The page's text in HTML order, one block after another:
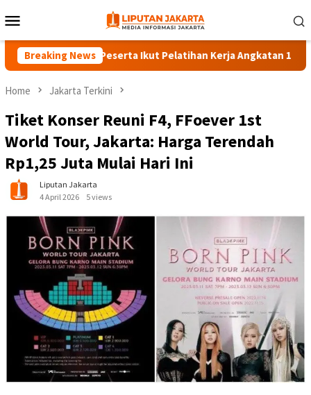
to
Menu
Breaking News
140 Peserta Ikut Pelatihan Kerja Angkatan 1 di PPKD
Home Jakarta Terkini
Tiket Konser Reuni F4, FFoever 1st
World Tour, Jakarta: Harga Terendah
Rp1,25 Juta Mulai Hari Ini
Liputan Jakarta
4 April 2026
5 views